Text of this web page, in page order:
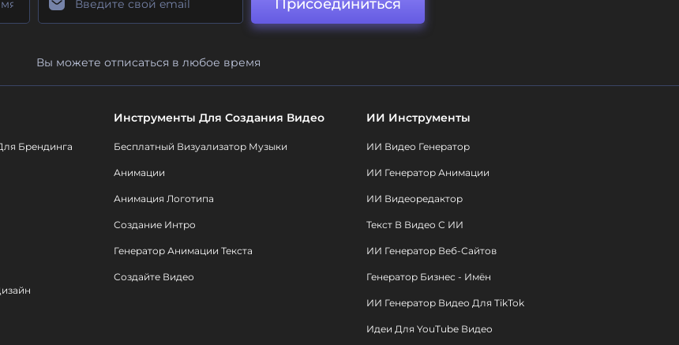
Присоединиться
Вы можете отписаться в любое время
Брендинга
Инструменты Для Создания Видео
Бесплатный Визуализатор Музыки
Анимации
Анимация Логотипа
Создание Интро
Генератор Анимации Текста
Создайте Видео
ИИ Инструменты
ИИ Видео Генератор
ИИ Генератор Анимации
ИИ Видеоредактор
Текст В Видео С ИИ
ИИ Генератор Веб-Сайтов
Генератор Бизнес - Имён
ИИ Генератор Видео Для TikTok
Идеи Для YouTube Видео